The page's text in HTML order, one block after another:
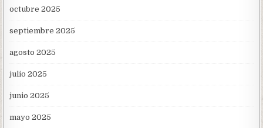
octubre 2025
septiembre 2025
agosto 2025
julio 2025
junio 2025
mayo 2025